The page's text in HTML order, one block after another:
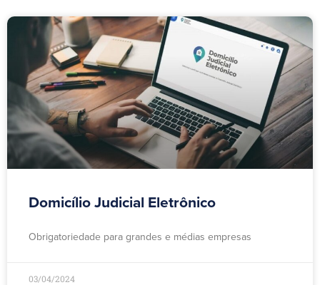
Domicílio Judicial Eletrônico
Obrigatoriedade para grandes e médias empresas
03/04/2024